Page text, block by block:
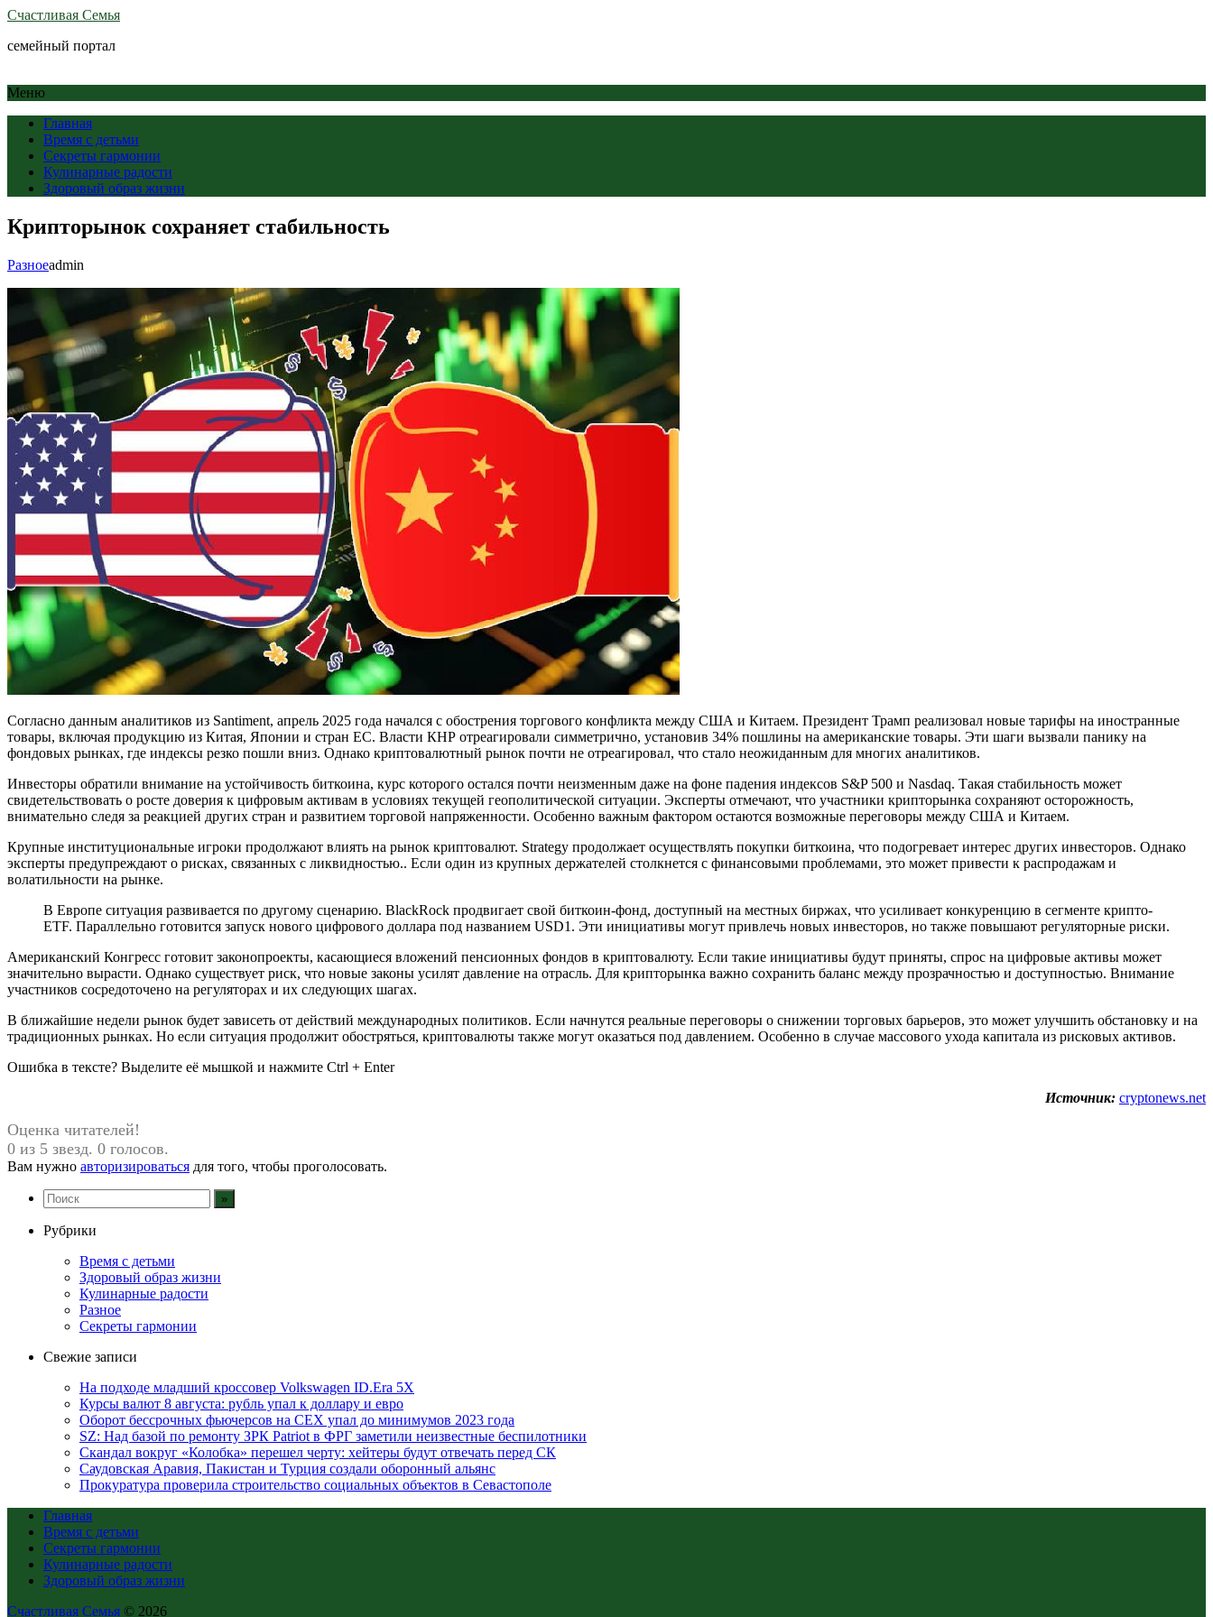
Счастливая Семья
семейный портал
Меню
Главная
Время с детьми
Секреты гармонии
Кулинарные радости
Здоровый образ жизни
Крипторынок сохраняет стабильность
Разноеadmin
Согласно данным аналитиков из Santiment, апрель 2025 года начался с обострения торгового конфликта между США и Китаем. Президент Трамп реализовал новые тарифы на иностранные
товары, включая продукцию из Китая, Японии и стран ЕС. Власти КНР отреагировали симметрично, установив 34% пошлины на американские товары. Эти шаги вызвали панику на
фондовых рынках, где индексы резко пошли вниз. Однако криптовалютный рынок почти не отреагировал, что стало неожиданным для многих аналитиков.
Инвесторы обратили внимание на устойчивость биткоина, курс которого остался почти неизменным даже на фоне падения индексов S&P 500 и Nasdaq. Такая стабильность может
свидетельствовать о росте доверия к цифровым активам в условиях текущей геополитической ситуации. Эксперты отмечают, что участники крипторынка сохраняют осторожность,
внимательно следя за реакцией других стран и развитием торговой напряженности. Особенно важным фактором остаются возможные переговоры между США и Китаем.
Крупные институциональные игроки продолжают влиять на рынок криптовалют. Strategy продолжает осуществлять покупки биткоина, что подогревает интерес других инвесторов. Однако
эксперты предупреждают о рисках, связанных с ликвидностью.. Если один из крупных держателей столкнется с финансовыми проблемами, это может привести к распродажам и
волатильности на рынке.
В Европе ситуация развивается по другому сценарию. BlackRock продвигает свой биткоин-фонд, доступный на местных биржах, что усиливает конкуренцию в сегменте крипто-
ETF. Параллельно готовится запуск нового цифрового доллара под названием USD1. Эти инициативы могут привлечь новых инвесторов, но также повышают регуляторные риски.
Американский Конгресс готовит законопроекты, касающиеся вложений пенсионных фондов в криптовалюту. Если такие инициативы будут приняты, спрос на цифровые активы может
значительно вырасти. Однако существует риск, что новые законы усилят давление на отрасль. Для крипторынка важно сохранить баланс между прозрачностью и доступностью. Внимание
участников сосредоточено на регуляторах и их следующих шагах.
В ближайшие недели рынок будет зависеть от действий международных политиков. Если начнутся реальные переговоры о снижении торговых барьеров, это может улучшить обстановку и на
традиционных рынках. Но если ситуация продолжит обостряться, криптовалюты также могут оказаться под давлением. Особенно в случае массового ухода капитала из рисковых активов.
Ошибка в тексте? Выделите её мышкой и нажмите Ctrl + Enter
Источник: cryptonews.net
Оценка читателей!
0 из 5 звезд. 0 голосов.
Вам нужно авторизироваться для того, чтобы проголосовать.
Рубрики
Время с детьми
Здоровый образ жизни
Кулинарные радости
Разное
Секреты гармонии
Свежие записи
На подходе младший кроссовер Volkswagen ID.Era 5X
Курсы валют 8 августа: рубль упал к доллару и евро
Оборот бессрочных фьючерсов на CEX упал до минимумов 2023 года
SZ: Над базой по ремонту ЗРК Patriot в ФРГ заметили неизвестные беспилотники
Скандал вокруг «Колобка» перешел черту: хейтеры будут отвечать перед СК
Саудовская Аравия, Пакистан и Турция создали оборонный альянс
Прокуратура проверила строительство социальных объектов в Севастополе
Главная
Время с детьми
Секреты гармонии
Кулинарные радости
Здоровый образ жизни
Счастливая Семья © 2026